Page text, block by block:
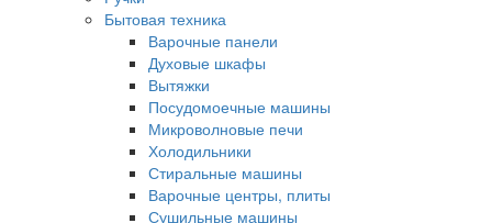
Бытовая техника
Варочные панели
Духовые шкафы
Вытяжки
Посудомоечные машины
Микроволновые печи
Холодильники
Стиральные машины
Варочные центры, плиты
Сушильные машины